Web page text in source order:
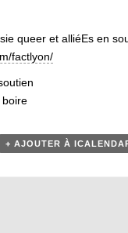
queer et alliéEs en
factlyon/
boire
+ AJOUTER À